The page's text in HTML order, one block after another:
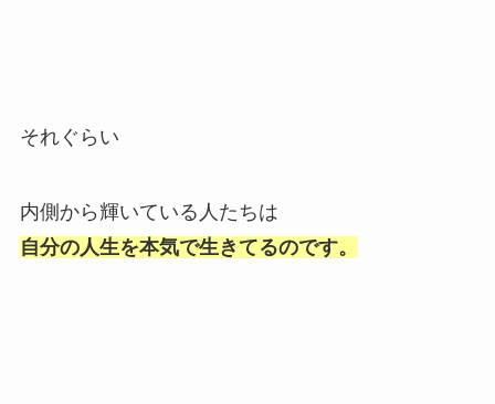
それぐらい
内側から輝いている人たちは
自分の人生を本気で生きてるのです。